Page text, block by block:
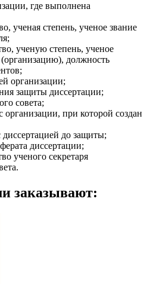
где выполнена
ученая степень, ученое звание
ученую степень, ученое
должность
организации;
защиты диссертации;
совета;
организации, при которой создан
диссертацией до защиты;
диссертации;
ученого секретаря
заказывают: